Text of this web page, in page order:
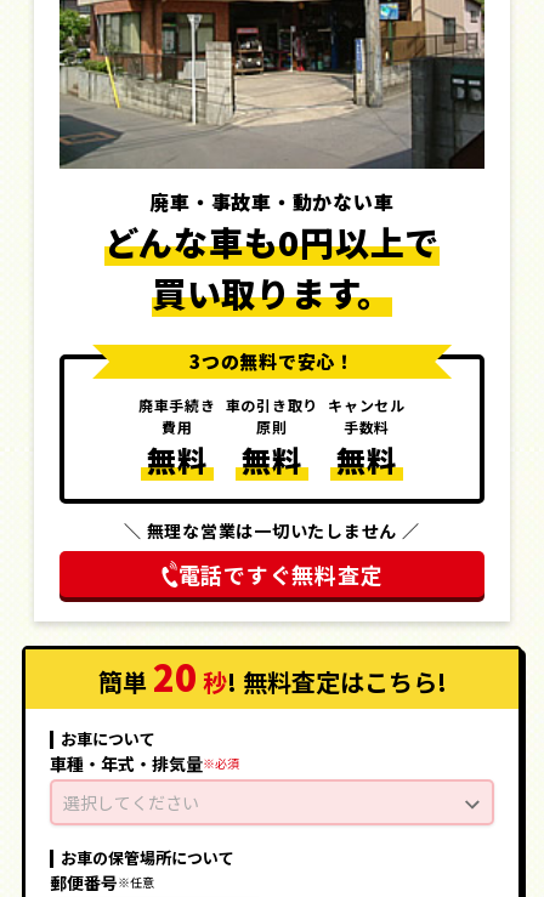
廃車・事故車・動かない車
どんな車も0円以上で
買い取ります。
3つの無料で安心！
廃車手続き
費用
無料
車の引き取り
原則
無料
キャンセル
手数料
無料
＼ 無理な営業は一切いたしません ／
電話ですぐ無料査定
簡単 20 秒! 無料査定はこちら!
お車について
車種・年式・排気量
選択してください
お車の保管場所について
郵便番号